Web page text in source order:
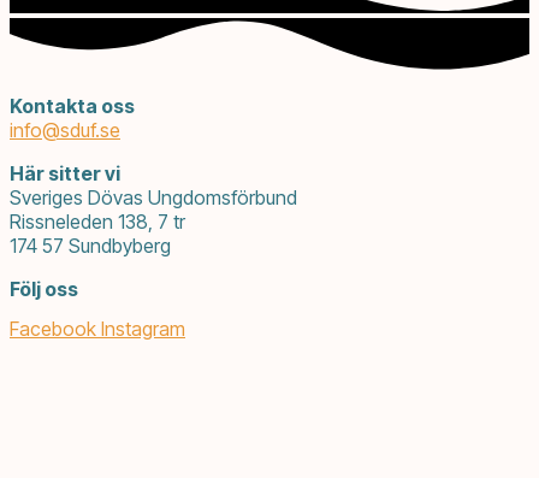
Kontakta oss
info@sduf.se
Här sitter vi
Sveriges Dövas Ungdomsförbund
Rissneleden 138, 7 tr
174 57 Sundbyberg
Följ oss
Facebook Instagram